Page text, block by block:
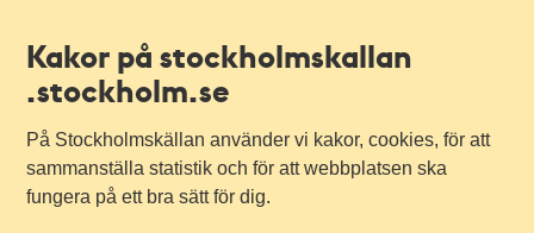
Kakor på stockholmskallan
.stockholm.se
På Stockholmskällan använder vi kakor, cookies, för att
sammanställa statistik och för att webbplatsen ska
fungera på ett bra sätt för dig.